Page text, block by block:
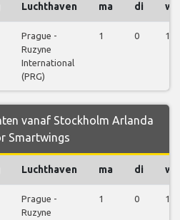
Luchthaven ma di wo
Prague -
Ruzyne
International
(PRG)
1 0 1
vanaf Stockholm Arlanda
Smartwings
Luchthaven ma di wo
Prague -
Ruzyne
1 0 1